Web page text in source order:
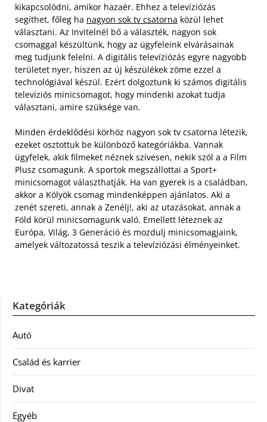
kikapcsolódni, amikor hazaér. Ehhez a televíziózás
segíthet, főleg ha nagyon sok tv csatorna közül lehet
választani. Az Invitelnél bő a választék, nagyon sok
csomaggal készültünk, hogy az ügyfeleink elvárásainak
meg tudjunk felelni. A digitális televíziózás egyre nagyobb
területet nyer, hiszen az új készülékek zöme ezzel a
technológiával készül. Ezért dolgoztunk ki számos digitális
televíziós minicsomagot, hogy mindenki azokat tudja
választani, amire szüksége van.
Minden érdeklődési körhöz nagyon sok tv csatorna létezik,
ezeket osztottuk be különböző kategóriákba. Vannak
ügyfelek, akik filmeket néznek szívesen, nekik szól a a Film
Plusz csomagunk. A sportok megszállottai a Sport+
minicsomagot választhatják. Ha van gyerek is a családban,
akkor a Kölyök csomag mindenképpen ajánlatos. Aki a
zenét szereti, annak a Zenélj!, aki az utazásokat, annak a
Föld körül minicsomagunk való. Emellett léteznek az
Európa, Világ, 3 Generáció és mozdulj minicsomagjaink,
amelyek változatossá teszik a televíziózási élményeinket.
Kategóriák
Autó
Család és karrier
Divat
Egyéb